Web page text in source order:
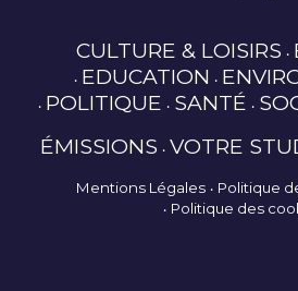
CULTURE & LOISIRS
EDUCATION
POLITIQUE SANTÉ
ÉMISSIONS VOTRE
Mentions Légales
Politique
Politique des